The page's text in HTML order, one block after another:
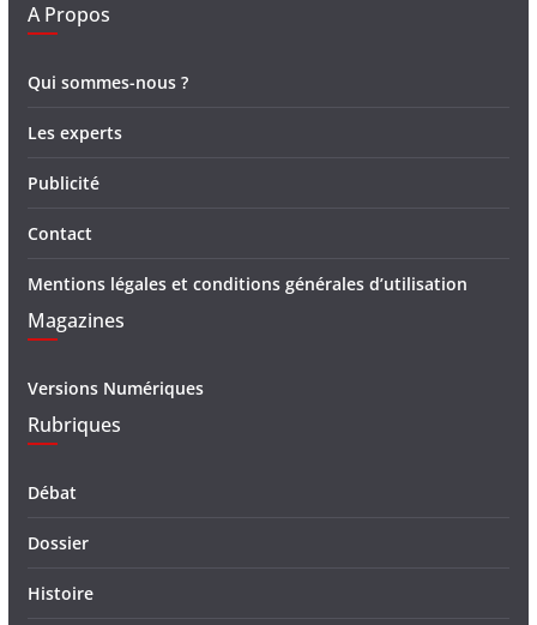
A Propos
Qui sommes-nous ?
Les experts
Publicité
Contact
Mentions légales et conditions générales d’utilisation
Magazines
Versions Numériques
Rubriques
Débat
Dossier
Histoire